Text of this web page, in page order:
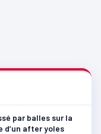
par balles sur la
d’un after yoles